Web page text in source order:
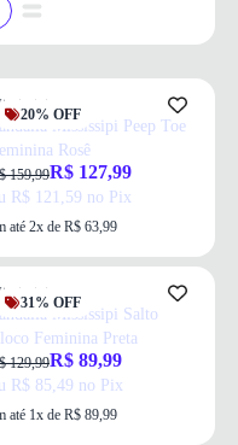
20% OFF
Mississipi Peep Toe
Rosê
159,99R$ 127,99
R$ 121,59 no Pix
até 2x de R$ 63,99
31% OFF
Mississipi Salto
Feminina Preta
129,99R$ 89,99
R$ 85,49 no Pix
até 1x de R$ 89,99